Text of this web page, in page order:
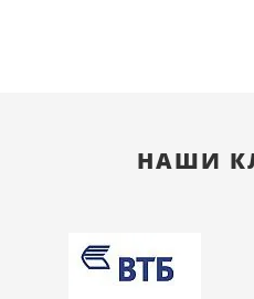
НАШИ